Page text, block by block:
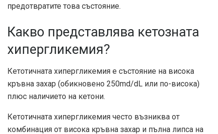
предотвратите това състояние.
Какво представлява кетозната
хипергликемия?
Кетотичната хипергликемия е състояние на висока
кръвна захар (обикновено 250md/dL или по-висока)
плюс наличието на кетони.
Кетотичната хипергликемия често възниква от
комбинация от висока кръвна захар и пълна липса на